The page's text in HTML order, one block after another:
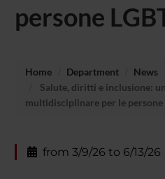
persone
Home Department
News
Salute, diritti e inclusione:
multidisciplinare per le persone
from 3/9/26 to 6/13/26